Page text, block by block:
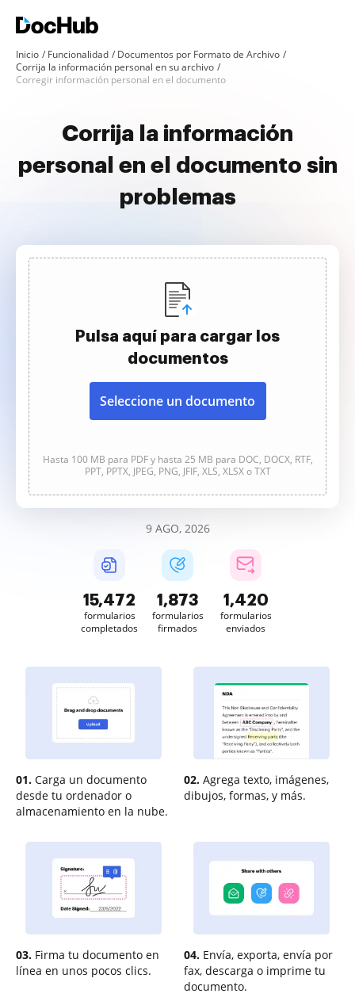
Inicio Funcionalidad
Documentos por Formato de Archivo
Corrija la información personal en su archivo
Corregir información personal en el documento
Corrija la información
personal en el documento sin
problemas
Pulsa aquí para cargar los
documentos
Seleccione un documento
Hasta 100 MB para PDF y hasta 25 MB para DOC, DOCX, RTF,
PPT, PPTX, JPEG, PNG, JFIF, XLS, XLSX o TXT
9 AGO, 2026
15,472
formularios
completados
1,873
formularios
firmados
1,420
formularios
enviados
01. Carga un documento
desde tu ordenador o
almacenamiento en la nube.
02. Agrega texto, imágenes,
dibujos, formas, y más.
03. Firma tu documento en
línea en unos pocos clics.
04. Envía, exporta, envía por
fax, descarga o imprime tu
documento.